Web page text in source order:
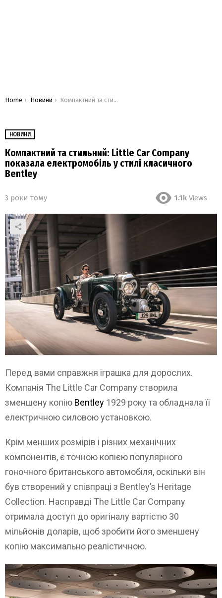
You are here:
Home Новини Компактний та стильний: Little Car Company показала електромобіль у стилі класичного Bentley
НОВИНИ
Компактний та стильний: Little Car Company
показала електромобіль у стилі класичного
Bentley
3 роки тому 1.1k Views
Перед вами справжня іграшка для дорослих.
Компанія The Little Car Company створила
зменшену копію Bentley 1929 року та обладнала її
електричною силовою установкою.
Крім менших розмірів і різних механічних
компонентів, є точною копією популярного
гоночного британського автомобіля, оскільки він
був створений у співпраці з Bentley’s Heritage
Collection. Насправді The Little Car Company
отримала доступ до оригіналу вартістю 30
мільйонів доларів, щоб зробити його зменшену
копію максимально реалістичною.